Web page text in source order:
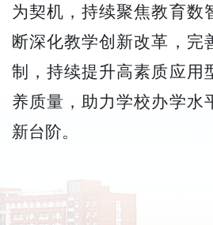
为契机，持续聚焦教育数
断深化教学创新改革，完
制，持续提升高素质应用
养质量，助力学校办学水
新台阶。